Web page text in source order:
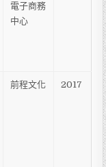
電子商務
中心
前程文化 2017